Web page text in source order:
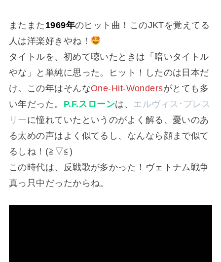
またまた 1969年のヒット曲！このJKTを覚えてる
人は洋楽好きやね！
タイトルを、初めて聴いたときは「暗いタイトル
やな」と単純に思った。ヒット！したのは日本だ
け。この年はそんなOne-Hit-Wondersがとても多
い年だった。 P.F.スローンは、 エルヴィス･プレス
リーに憧れていたというのがよく解る、憂いのあ
る太めの声はよく似てるし、なんなら顔まで似て
るしね！(⁠≧⁠▽⁠≦⁠)
この時代は、反戦歌が多かった！ヴェトナム戦争
真っ只中だったからね。